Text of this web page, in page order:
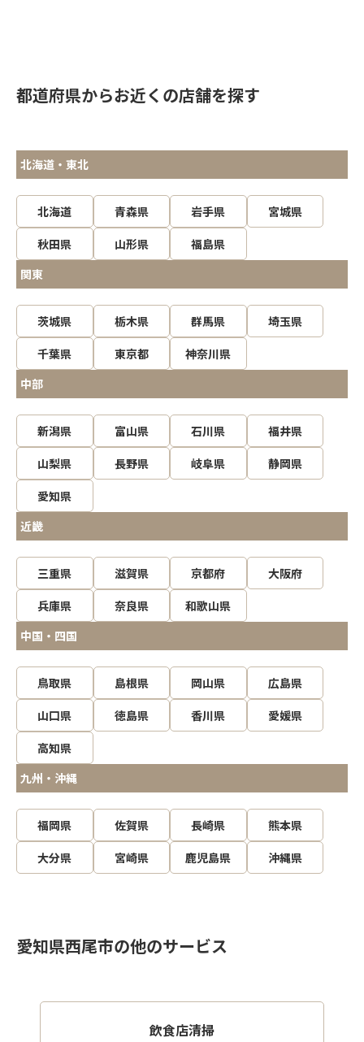
都道府県からお近くの店舗を探す
北海道・東北
北海道 青森県 岩手県
宮城県
秋田県
山形県
福島県
関東
茨城県 栃木県 群馬県
埼玉県
千葉県
東京都
神奈川県
中部
新潟県 富山県 石川県
福井県
山梨県
長野県 岐阜県
静岡県
愛知県
近畿
三重県 滋賀県 京都府
大阪府
兵庫県
奈良県
和歌山県
中国・四国
鳥取県 島根県 岡山県
広島県
山口県
徳島県 香川県
愛媛県
高知県
九州・沖縄
福岡県 佐賀県 長崎県
熊本県
大分県
宮崎県 鹿児島県 沖縄県
愛知県西尾市の他のサービス
飲食店清掃